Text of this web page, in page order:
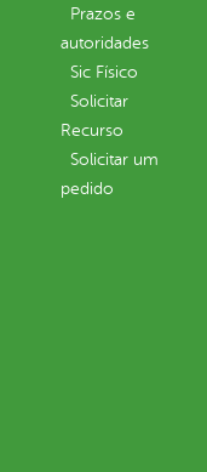
Prazos e
autoridades
Sic Físico
Solicitar
Recurso
Solicitar um
pedido